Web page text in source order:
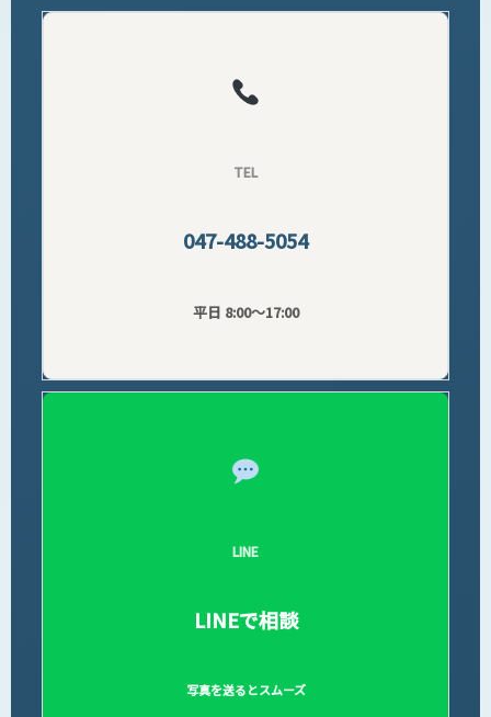
TEL
047-488-5054
平日 8:00〜17:00
LINE
LINEで相談
写真を送るとスムーズ